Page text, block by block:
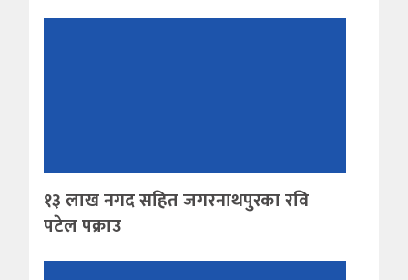
१३ लाख नगद सहित जगरनाथपुरका रवि
पटेल पक्राउ